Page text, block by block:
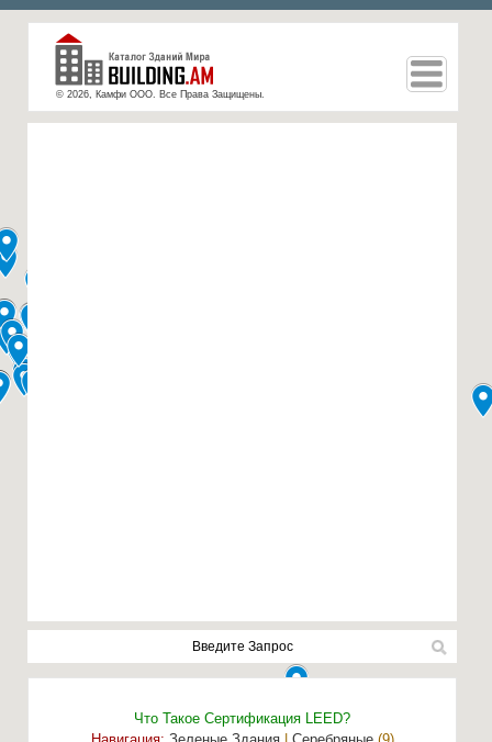
© 2026, Камфи ООО. Все Права Защищены.
Что Такое Сертификация LEED?